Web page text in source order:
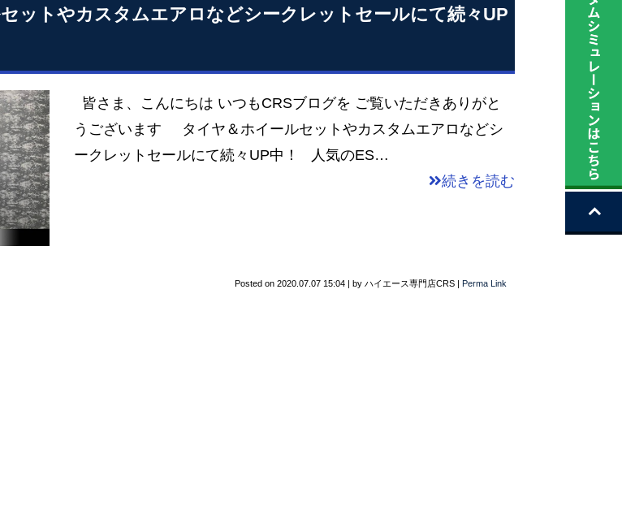
ットやカスタムエアロなどシークレットセールにて続々UP
皆さま、こんにちは いつもCRSブログを ご覧いただきありがと
うございます タイヤ＆ホイールセットやカスタムエアロなどシ
ークレットセールにて続々UP中！ 人気のES…
続きを読む
Posted on 2020.07.07 15:04 by ハイエース専門店CRS Perma Link